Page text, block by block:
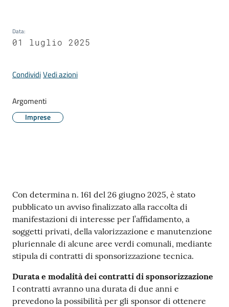
SUE
gli
argomenti...
Seguici
Data:
01 luglio 2025
CondividiVedi azioni
Argomenti
Imprese
Contenuto
Con determina n. 161 del 26 giugno 2025, è stato
pubblicato un avviso finalizzato alla raccolta di
manifestazioni di interesse per l’affidamento, a
soggetti privati, della valorizzazione e manutenzione
pluriennale di alcune aree verdi comunali, mediante
stipula di contratti di sponsorizzazione tecnica.
Durata e modalità dei contratti di sponsorizzazione
I contratti avranno una durata di due anni e
prevedono la possibilità per gli sponsor di ottenere